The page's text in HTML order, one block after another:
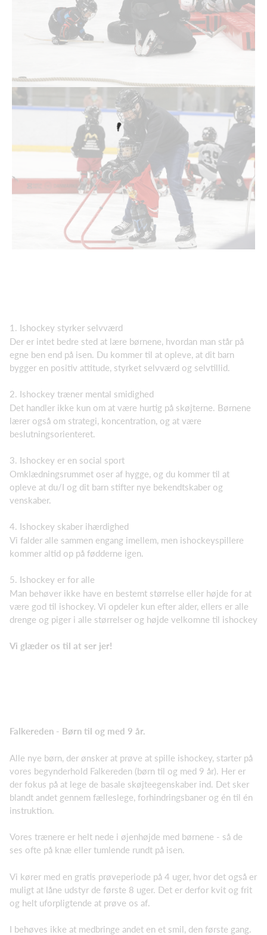
1. Ishockey styrker selvværd
Der er intet bedre sted at lære børnene, hvordan man står på
egne ben end på isen. Du kommer til at opleve, at dit barn
bygger en positiv attitude, styrket selvværd og selvtillid.
2. Ishockey træner mental smidighed
Det handler ikke kun om at være hurtig på skøjterne. Børnene
lærer også om strategi, koncentration, og at være
beslutningsorienteret.
3. Ishockey er en social sport
Omklædningsrummet oser af hygge, og du kommer til at
opleve at du/I og dit barn stifter nye bekendtskaber og
venskaber.
4. Ishockey skaber ihærdighed
Vi falder alle sammen engang imellem, men ishockeyspillere
kommer altid op på fødderne igen.
5. Ishockey er for alle
Man behøver ikke have en bestemt størrelse eller højde for at
være god til ishockey. Vi opdeler kun efter alder, ellers er alle
drenge og piger i alle størrelser og højde velkomne til ishockey
Vi glæder os til at ser jer!
Falkereden - Børn til og med 9 år.
Alle nye børn, der ønsker at prøve at spille ishockey, starter på
vores begynderhold Falkereden (børn til og med 9 år). Her er
der fokus på at lege de basale skøjteegenskaber ind. Det sker
blandt andet gennem fælleslege, forhindringsbaner og én til én
instruktion.
Vores trænere er helt nede i øjenhøjde med børnene - så de
ses ofte på knæ eller tumlende rundt på isen.
Vi kører med en gratis prøveperiode på 4 uger, hvor det også er
muligt at låne udstyr de første 8 uger. Det er derfor kvit og frit
og helt uforpligtende at prøve os af.
I behøves ikke at medbringe andet en et smil, den første gang.